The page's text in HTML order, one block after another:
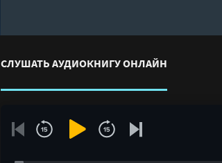
СЛУШАТЬ АУДИОКНИГУ ОНЛАЙН